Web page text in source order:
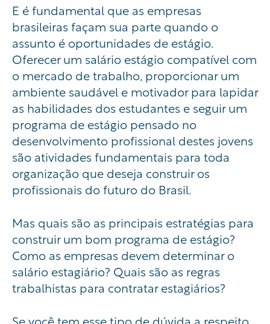
E é fundamental que as empresas
brasileiras façam sua parte quando o
assunto é oportunidades de estágio.
Oferecer um salário estágio compatível com
o mercado de trabalho, proporcionar um
ambiente saudável e motivador para lapidar
as habilidades dos estudantes e seguir um
programa de estágio pensado no
desenvolvimento profissional destes jovens
são atividades fundamentais para toda
organização que deseja construir os
profissionais do futuro do Brasil.
Mas quais são as principais estratégias para
construir um bom programa de estágio?
Como as empresas devem determinar o
salário estagiário? Quais são as regras
trabalhistas para contratar estagiários?
Se você tem esse tipo de dúvida a respeito